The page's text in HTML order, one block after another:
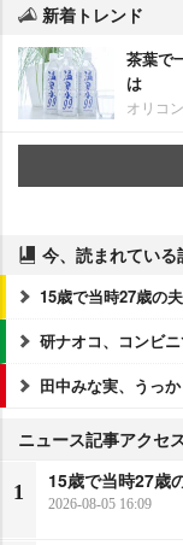
新着トレンド
茶葉で
は
オリコ
今、読まれている
15歳で当時27歳の
研ナオコ、コンビ
田中みな実、うっ
ニュース記事アクセ
1
15歳で当時27歳
2026-08-05 16:09